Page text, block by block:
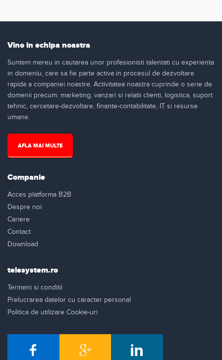
Vino in echipa noastra
Suntem mereu in cautarea unor profesionisti talentati cu experienta
in domeniu, care sa fie parte activa in procesul de dezvoltare
rapida a companiei noastre. Activitatea noastra cuprinde o serie de
domenii precum: marketing, vanzari si relatii clienti, logistica, suport
tehnic, cercetare-dezvoltare, finante-contabilitate, IT si resurse
umane.
AFLA MAI MULTE
Companie
Acces platforma B2B
Despre noi
Cariere
Contact
Download
telesystem.ro
Termeni si conditii
Prelucrarea datelor cu caracter personal
Politica de utilizare Cookie-uri